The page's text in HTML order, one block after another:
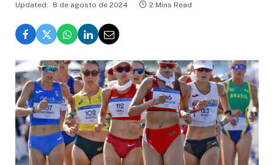
Updated:
8 de agosto de 2024 2 Mins Read